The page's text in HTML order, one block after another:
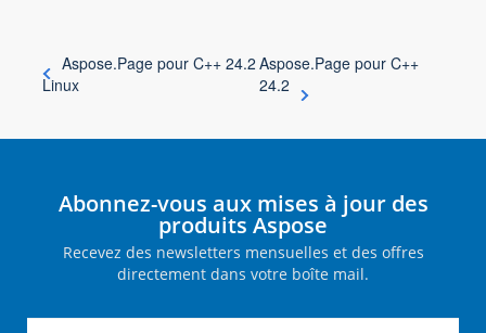
Aspose.Page pour C++ 24.2
Linux
Aspose.Page pour C++
24.2
Abonnez-vous aux mises à jour des
produits Aspose
Recevez des newsletters mensuelles et des offres
directement dans votre boîte mail.